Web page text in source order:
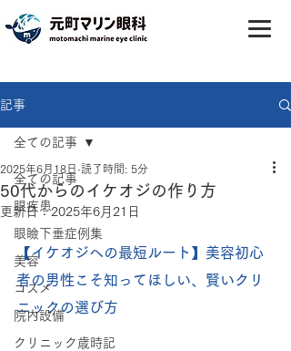
記事
全ての記事
眼疾患
眼瞼下垂症例集
美容
コスメ
院内設備
クリニック歳時記
全ての記事
50代からのイケオジの作り方
2025年6月18日 読了時間: 5分
更新日：2025年6月21日
【イケオジへの最短ルート】美容初心
者の男性こそ知ってほしい、賢いクリ
ニックの選び方